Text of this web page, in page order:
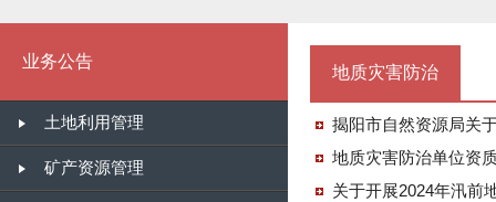
业务公告
土地利用管理
矿产资源管理
地质灾害防治
揭阳市自然资源局关
地质灾害防治单位资
关于开展2024年汛前